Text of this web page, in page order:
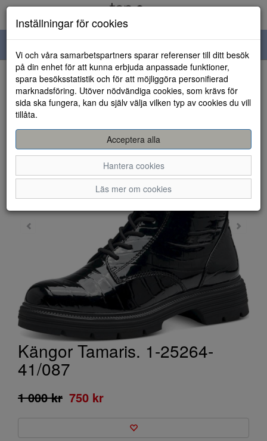
navigation
HEM
Kängor Tamaris. 1-25264-
41/087
1 000 kr 750 kr
Inställningar för cookies
Vi och våra samarbetspartners sparar referenser till ditt besök
på din enhet för att kunna erbjuda anpassade funktioner,
spara besöksstatistik och för att möjliggöra personifierad
marknadsföring. Utöver nödvändiga cookies, som krävs för
sida ska fungera, kan du själv välja vilken typ av cookies du vill
tillåta.
Acceptera alla
Hantera cookies
Läs mer om cookies